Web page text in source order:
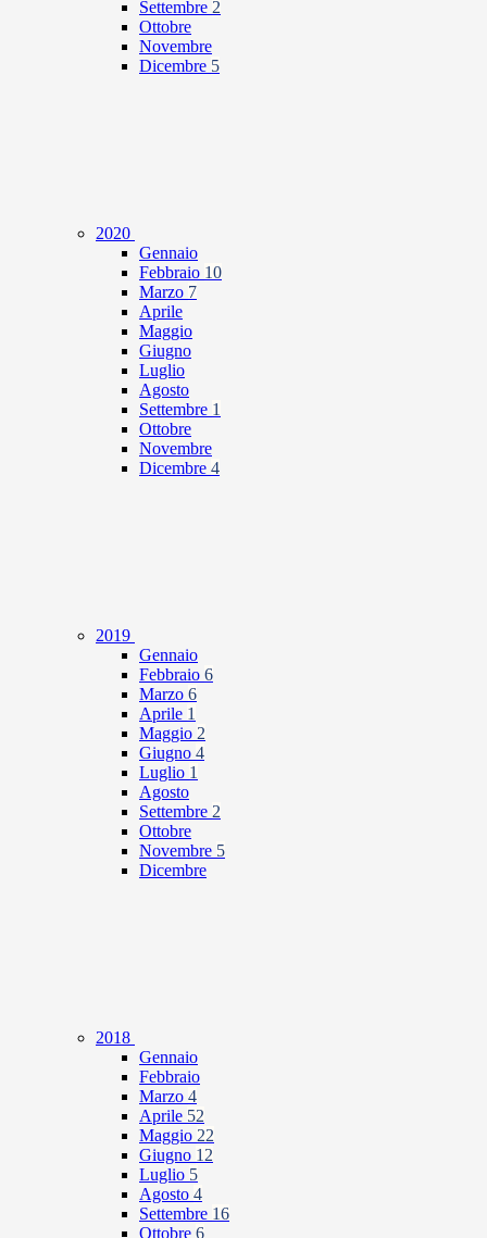
Settembre 2
Ottobre
Novembre
Dicembre 5
2020
Gennaio
Febbraio 10
Marzo 7
Aprile
Maggio
Giugno
Luglio
Agosto
Settembre 1
Ottobre
Novembre
Dicembre 4
2019
Gennaio
Febbraio 6
Marzo 6
Aprile 1
Maggio 2
Giugno 4
Luglio 1
Agosto
Settembre 2
Ottobre
Novembre 5
Dicembre
2018
Gennaio
Febbraio
Marzo 4
Aprile 52
Maggio 22
Giugno 12
Luglio 5
Agosto 4
Settembre 16
Ottobre 6